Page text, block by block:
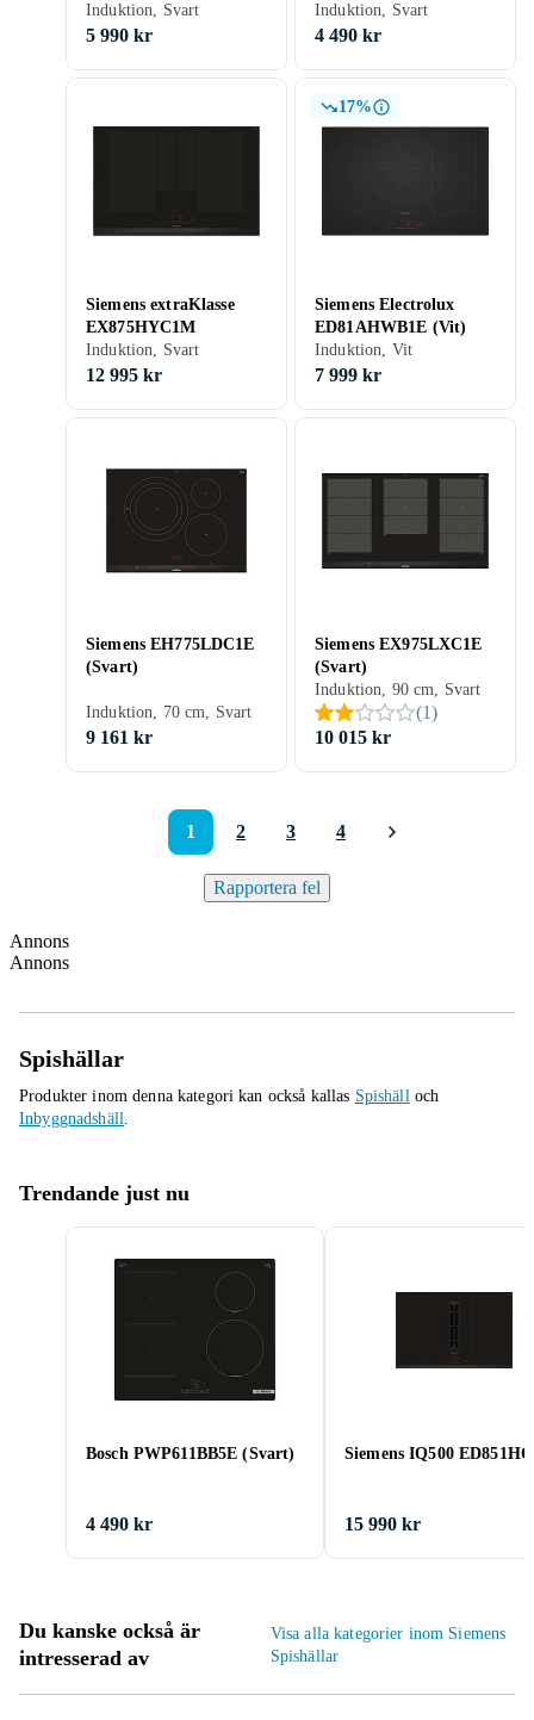
Induktion, Svart
5 990 kr
Induktion, Svart
4 490 kr
Siemens extraKlasse
EX875HYC1M
Induktion, Svart
12 995 kr
17%
Siemens Electrolux
ED81AHWB1E (Vit)
Induktion, Vit
7 999 kr
Siemens EH775LDC1E
(Svart)
Induktion, 70 cm, Svart
9 161 kr
Siemens EX975LXC1E
(Svart)
Induktion, 90 cm, Svart
(1)
10 015 kr
1 2 3 4
Rapportera fel
Annons
Annons
Spishällar
Produkter inom denna kategori kan också kallas Spishälloch
Inbyggnadshäll.
Trendande just nu
Bosch PWP611BB5E (Svart)
4 490 kr
Siemens IQ500
15 990 kr
Du kanske också är
intresserad av
Visa alla kategorier inom Siemens
Spishällar